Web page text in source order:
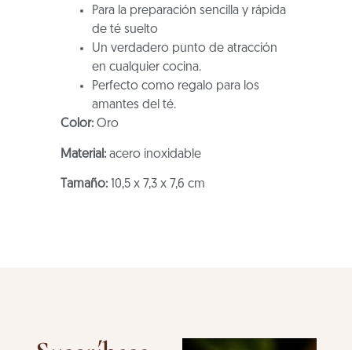
Para la preparación sencilla y rápida
de té suelto
Un verdadero punto de atracción
en cualquier cocina.
Perfecto como regalo para los
amantes del té.
Color:Oro
Material:acero inoxidable
Tamaño: 10,5 x 7,3 x 7,6 cm